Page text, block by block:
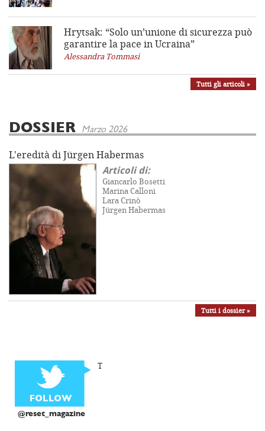
Hrytsak: “Solo un’unione di sicurezza può
garantire la pace in Ucraina”
Alessandra Tommasi
Tutti gli articoli »
DOSSIER Marzo 2026
L'eredità di Jürgen Habermas
Articoli di:
Giancarlo Bosetti
Marina Calloni
Lara Crinò
Jürgen Habermas
Tutti i dossier »
@reset_magazine
T